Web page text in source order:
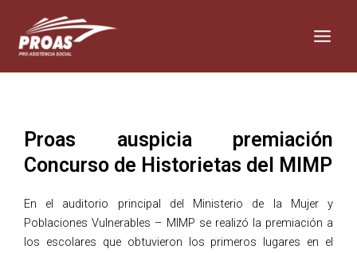
content
Proas auspicia premiación
Concurso de Historietas del MIMP
En el auditorio principal del Ministerio de la Mujer y
Poblaciones Vulnerables – MIMP se realizó la premiación a
los escolares que obtuvieron los primeros lugares en el